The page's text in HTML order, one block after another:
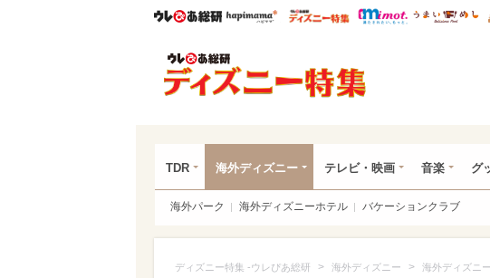
ウレぴあ総研ハピママ* ウレぴあ総研 ディズ
mimot.
TDR 海外ディズニー テレビ・映画 音楽 グ
海外パーク 海外ディズニーホテル バケーションクラブ
ディズニー特集 -ウレぴあ総研 > 海外ディズニー > 海外ディズニ